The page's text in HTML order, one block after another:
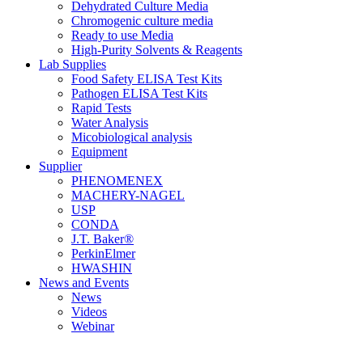
Dehydrated Culture Media
Chromogenic culture media
Ready to use Media
High-Purity Solvents & Reagents
Lab Supplies
Food Safety ELISA Test Kits
Pathogen ELISA Test Kits
Rapid Tests
Water Analysis
Micobiological analysis
Equipment
Supplier
PHENOMENEX
MACHERY-NAGEL
USP
CONDA
J.T. Baker®
PerkinElmer
HWASHIN
News and Events
News
Videos
Webinar